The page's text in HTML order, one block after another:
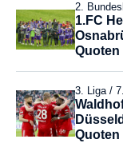
2.
1.FC
Quoten
3. Liga /
Quoten